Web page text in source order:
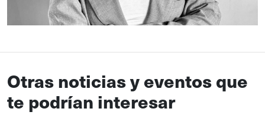
Otras noticias y eventos que
te podrían interesar